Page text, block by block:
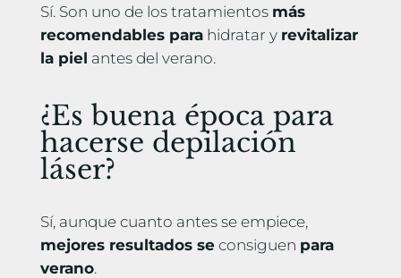
Sí. Son uno de los tratamientos más
recomendables parahidratar y revitalizar
la piel antes del verano.
¿Es buena época para
hacerse depilación
láser?
Sí, aunque cuanto antes se empiece,
mejores resultados seconsiguen para
verano.